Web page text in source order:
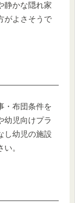
静かな隠れ家
がよさそうで
・布団条件を
幼児向けプラ
し幼児の施設
。